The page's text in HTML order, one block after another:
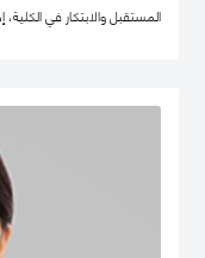
المستقبل والابتكار في
كليّة "لي كوان يو" للسياسة
الدكتوراه في السياسات
وشهادة الماجيستير في إدارة
والسياسية، إضافة لشهادة
فادي سالم أحد أهم المفكرين
ومستقبل العمل الحكومي